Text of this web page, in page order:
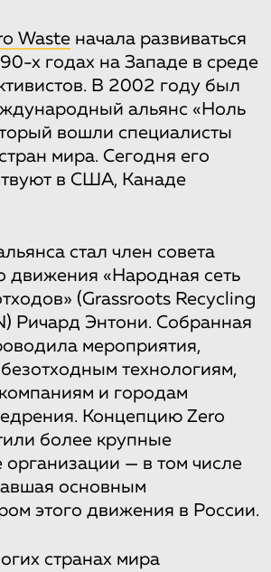
Waste начала развиваться
х годах на Западе в среде
В 2002 году был
альянс «Ноль
вошли специалисты
мира. Сегодня его
в США, Канаде
стал член совета
движения «Народная сеть
(Grassroots Recycling
Ричард Энтони. Собранная
мероприятия,
технологиям,
и городам
Концепцию Zero
более крупные
организации — в том числе
основным
этого движения в России.
странах мира